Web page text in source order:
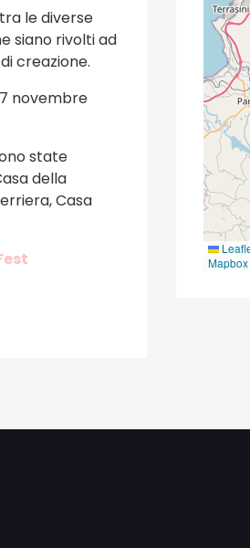
le diverse
siano rivolti ad
creazione.
novembre
state
della
Casa
Mapbox